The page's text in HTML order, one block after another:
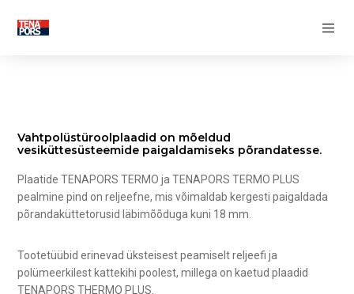
FASSAADI DEKORATIIVSED ELEMENDID
MITTEEEMALDATAVAD RAKETISED
Soojusisolatsiooni kestad
Soojustatud seina valuvormid
TÖÖTLEVA TÖÖSTUSE
Vahtpolüstüroolplaadid on mõeldud
vesiküttesüsteemide paigaldamiseks põrandatesse.
Plaatide TENAPORS TERMO ja TENAPORS TERMO PLUS
pealmine pind on reljeefne, mis võimaldab kergesti paigaldada
põrandaküttetorusid läbimõõduga kuni 18 mm.
Tootetüübid erinevad üksteisest peamiselt reljeefi ja
polümeerkilest kattekihi poolest, millega on kaetud plaadid
TENAPORS THERMO PLUS.